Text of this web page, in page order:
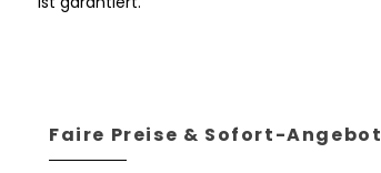
Faire Preise & Sofort-Angebot